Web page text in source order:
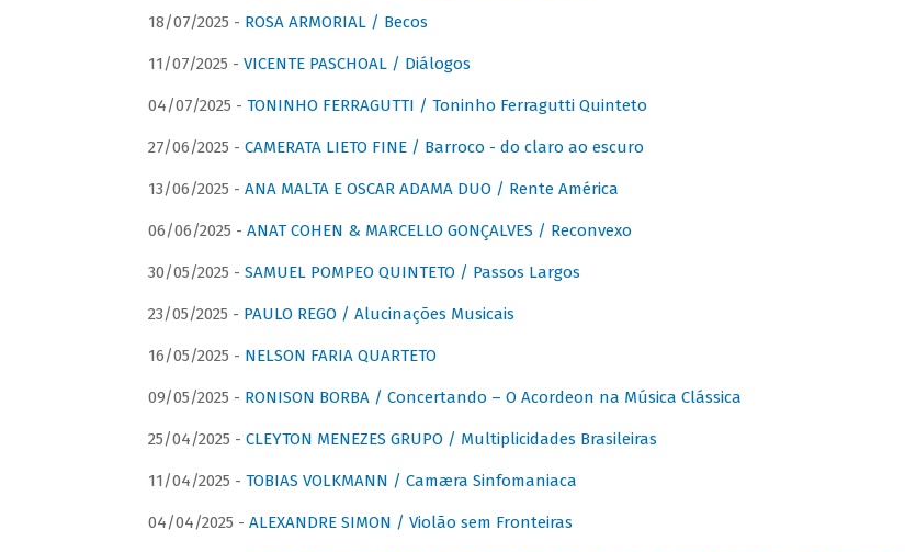
18/07/2025 - ROSA ARMORIAL / Becos
11/07/2025 - VICENTE PASCHOAL / Diálogos
04/07/2025 - TONINHO FERRAGUTTI / Toninho Ferragutti Quinteto
27/06/2025 - CAMERATA LIETO FINE / Barroco - do claro ao escuro
13/06/2025 - ANA MALTA E OSCAR ADAMA DUO / Rente América
06/06/2025 - ANAT COHEN & MARCELLO GONÇALVES / Reconvexo
30/05/2025 - SAMUEL POMPEO QUINTETO / Passos Largos
23/05/2025 - PAULO REGO / Alucinações Musicais
16/05/2025 - NELSON FARIA QUARTETO
09/05/2025 - RONISON BORBA / Concertando – O Acordeon na Música Clássica
25/04/2025 - CLEYTON MENEZES GRUPO / Multiplicidades Brasileiras
11/04/2025 - TOBIAS VOLKMANN / Camæra Sinfomaniaca
04/04/2025 - ALEXANDRE SIMON / Violão sem Fronteiras